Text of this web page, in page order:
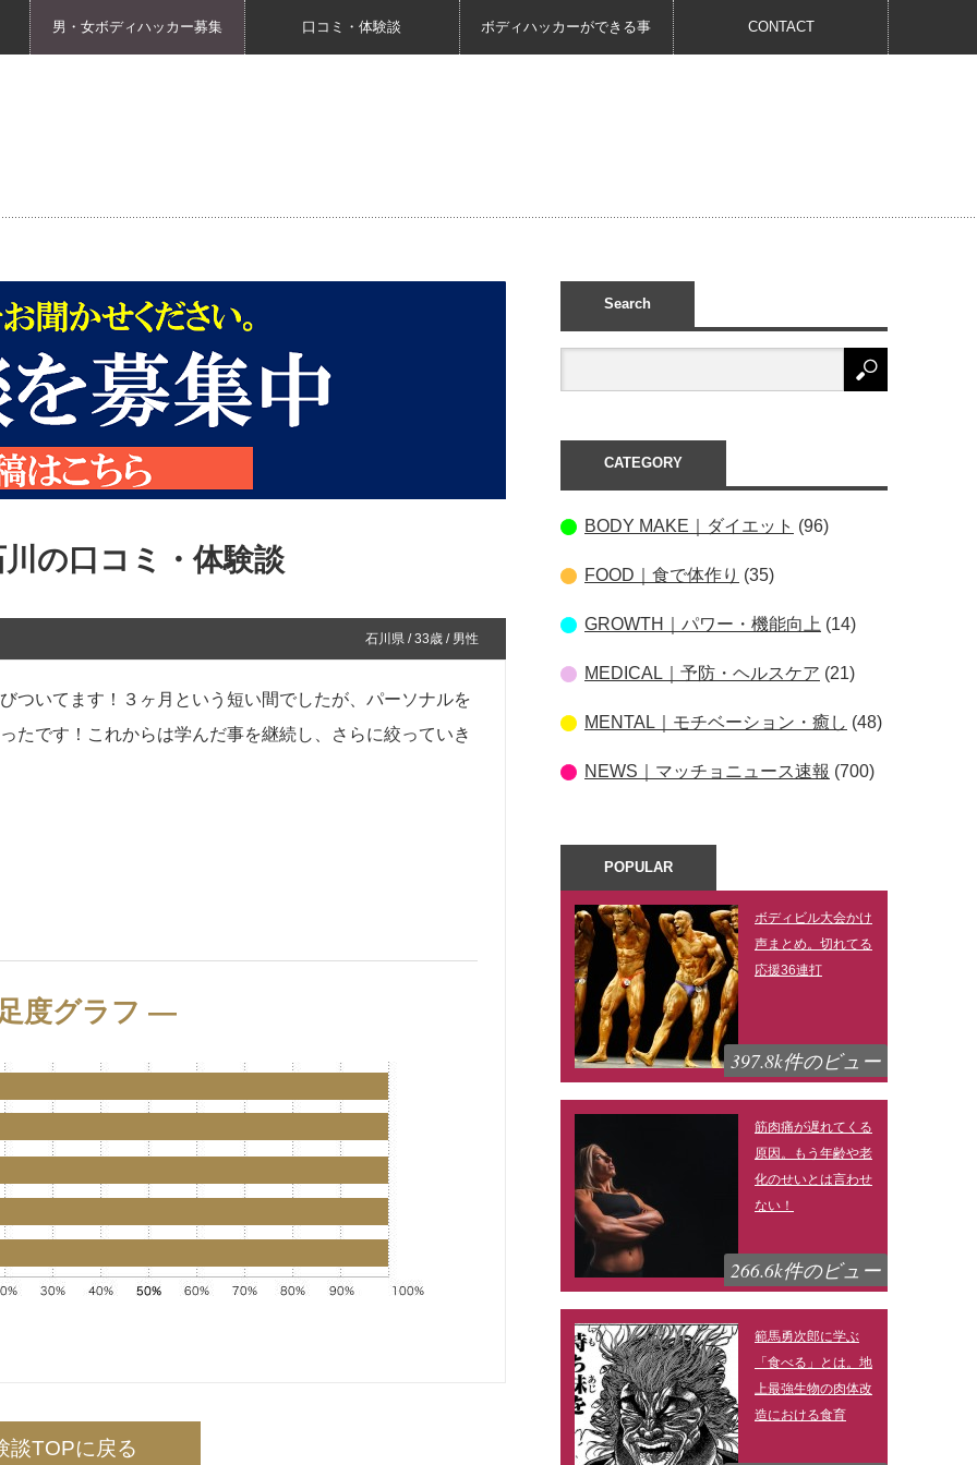
男・女ボディハッカー募集 口コミ・体験談 ボディハッカーができる事 CONTACT
の口コミ・体験談
石川県 / 33歳 / 男性
ついてます！３ヶ月という短い間でしたが、パーソナルを
たです！これからは学んだ事を継続し、さらに絞っていき
度グラフ ―
談TOPに戻る
Search
CATEGORY
BODY MAKE｜ダイエット (96)
FOOD｜食で体作り (35)
GROWTH｜パワー・機能向上 (14)
MEDICAL｜予防・ヘルスケア (21)
MENTAL｜モチベーション・癒し (48)
NEWS｜マッチョニュース速報 (700)
POPULAR
ボディビル大会かけ
声まとめ。切れてる
応援36連打
397.8k件のビュー
筋肉痛が遅れてくる
原因。もう年齢や老
化のせいとは言わせ
ない！
266.6k件のビュー
範馬勇次郎に学ぶ
「食べる」とは。地
上最強生物の肉体改
造における食育